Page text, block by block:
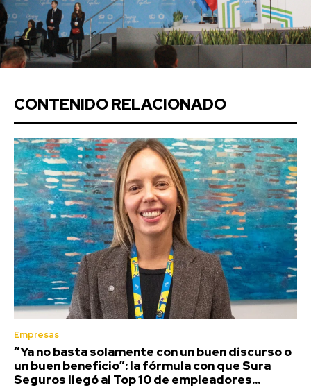
CONTENIDO RELACIONADO
Empresas
“Ya no basta solamente con un buen discurso o
un buen beneficio”: la fórmula con que Sura
Seguros llegó al Top 10 de empleadores...